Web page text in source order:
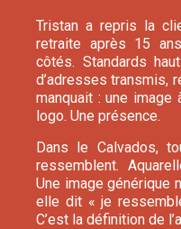
Tristan a repris la
retraite après 15
côtés. Standards
d’adresses transmis,
manquait : une image
logo. Une présence.
Dans le Calvados,
ressemblent.
Une image générique
elle dit « je
C’est la définition de